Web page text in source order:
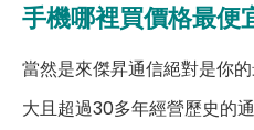
手機哪裡買價格最便
當然是來傑昇通信絕對是你
大且超過30多年經營歷史的